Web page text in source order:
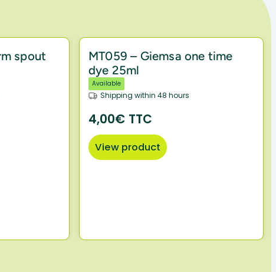
spout
MT059 – Giemsa one time
dye 25ml
Available
Shipping within 48 hours
4,00€ TTC
View product